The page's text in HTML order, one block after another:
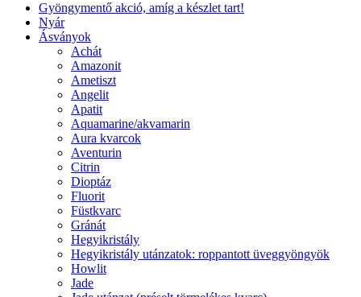
Gyöngymentő akció, amíg a készlet tart!
Nyár
Ásványok
Achát
Amazonit
Ametiszt
Angelit
Apatit
Aquamarine/akvamarin
Aura kvarcok
Aventurin
Citrin
Dioptáz
Fluorit
Füstkvarc
Gránát
Hegyikristály
Hegyikristály utánzatok: roppantott üveggyöngyök
Howlit
Jade